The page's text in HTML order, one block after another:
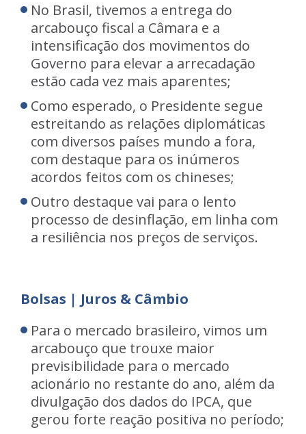
No Brasil, tivemos a entrega do
arcabouço fiscal a Câmara e a
intensificação dos movimentos do
Governo para elevar a arrecadação
estão cada vez mais aparentes;
Como esperado, o Presidente segue
estreitando as relações diplomáticas
com diversos países mundo a fora,
com destaque para os inúmeros
acordos feitos com os chineses;
Outro destaque vai para o lento
processo de desinflação, em linha com
a resiliência nos preços de serviços.
Bolsas | Juros & Câmbio
Para o mercado brasileiro, vimos um
arcabouço que trouxe maior
previsibilidade para o mercado
acionário no restante do ano, além da
divulgação dos dados do IPCA, que
gerou forte reação positiva no período;